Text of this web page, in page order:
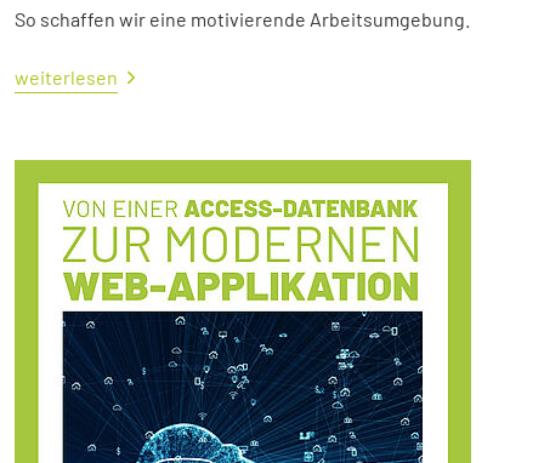
So schaffen wir eine motivierende Arbeitsumgebung.
weiterlesen